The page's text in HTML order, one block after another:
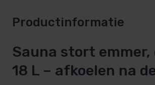
Productinformatie
Sauna stort emmer,
18 L – afkoelen na